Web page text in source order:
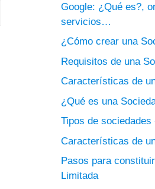
Google: ¿Qué es?,
servicios…
¿Cómo crear una
Requisitos de una
Características de
¿Qué es una
Tipos de sociedades
Características de
Pasos para
Limitada